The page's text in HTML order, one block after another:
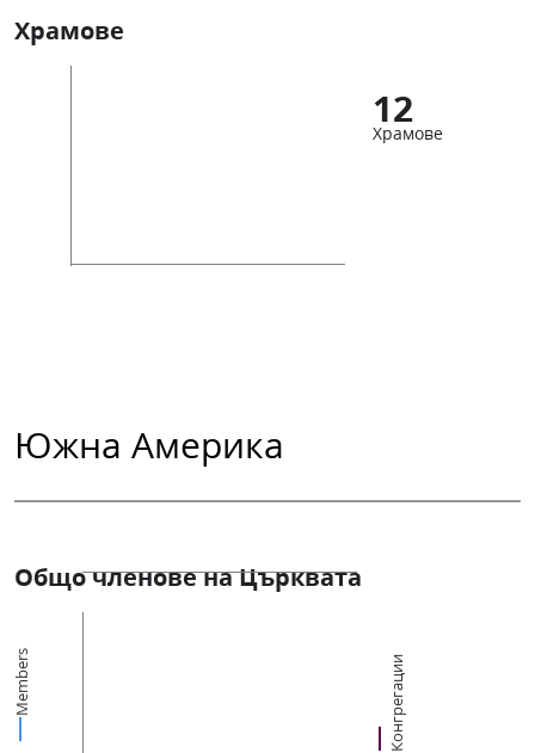
Храмове
12
Храмове
Южна Америка
Общо членове на Църквата
Members Конгрегации